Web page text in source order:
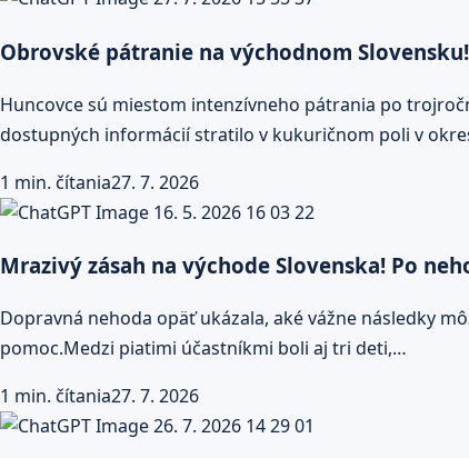
Obrovské pátranie na východnom
Huncovce sú miestom intenzívneho pátrania po
dostupných informácií stratilo v kukuričnom poli v
1 min. čítania27. 7. 2026
Mrazivý zásah na východe Slovenska! Po
Dopravná nehoda opäť ukázala, aké vážne následky
pomoc.Medzi piatimi účastníkmi boli aj tri deti,…
1 min. čítania27. 7. 2026